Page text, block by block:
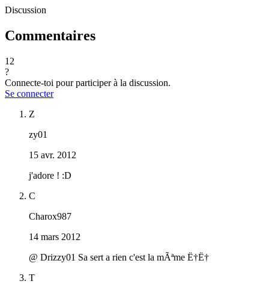
Discussion
Commentaires
12
?
Connecte-toi pour participer à la discussion.
Se connecter
Z
zy01
15 avr. 2012
j'adore ! :D
C
Charox987
14 mars 2012
@ Drizzy01 Sa sert a rien c'est la mÃªme Ë†Ë†
T